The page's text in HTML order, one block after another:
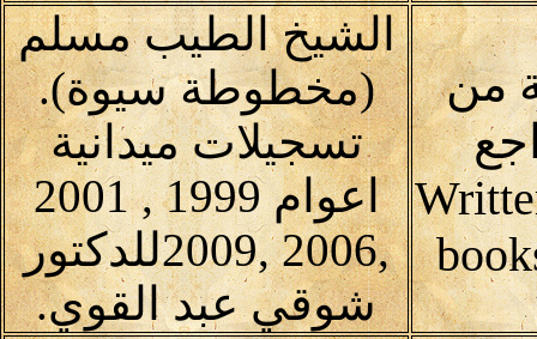
من
الشيخ الطيب مسلم
(مخطوطة سيوة).
تسجيلات ميدانية
اعوام 1999 , 2001
,2006 ,2009للدكتور
شوقي عبد القوي.